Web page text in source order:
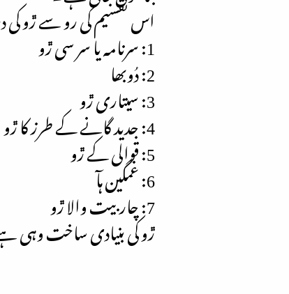
اس تقسیم کی رو سے ڙو کی
1: سرنامہ یا سر سی ڙو
2: دُوبھا
3: سیتاری ڙو
4: جدید گانے کے طرز کا ڙو
5: قوالی کے ڙو
6: غمگین ہآ
7: چاربیت والا ڙو
ڙو کی بنیادی ساخت وہی